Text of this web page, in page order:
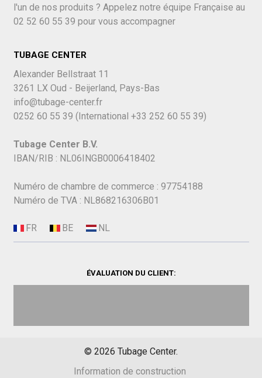
l'un de nos produits ? Appelez notre équipe Française au
02 52 60 55 39 pour vous accompagner
TUBAGE CENTER
Alexander Bellstraat 11
3261 LX Oud - Beijerland, Pays-Bas
info@tubage-center.fr
0252 60 55 39 (International +33 252 60 55 39)
Tubage Center B.V.
IBAN/RIB : NL06INGB0006418402
Numéro de chambre de commerce : 97754188
Numéro de TVA : NL868216306B01
ÉVALUATION DU CLIENT:
© 2026 Tubage Center.
Information de construction